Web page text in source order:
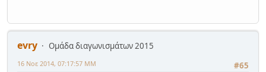
evry
Ομάδα διαγωνισμάτων 2015
#65
16 Νοε 2014, 07:17:57 ΜΜ